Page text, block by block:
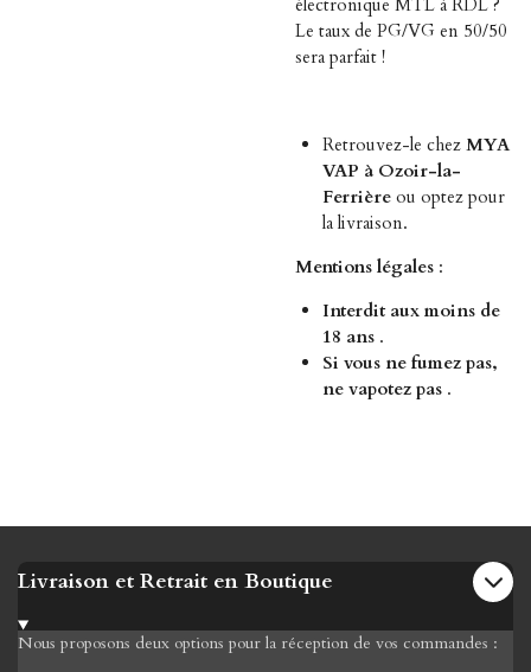
Le taux de PG/VG en 50/50
sera parfait !
Retrouvez-le chez MYA
VAP à Ozoir-la-
Ferrière ou optez pour
la livraison.
Mentions légales :
Interdit aux moins de
18 ans .
Si vous ne fumez pas,
ne vapotez pas .
Livraison et Retrait en Boutique
Nous proposons deux options pour la réception de vos commandes :